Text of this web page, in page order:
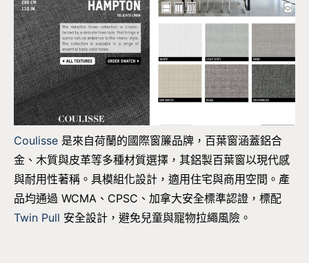
Coulisse 是來自荷蘭的國際窗簾品牌，百葉窗涵蓋鋁合
金、木質與皮革等多種材質選擇，其鋁製百葉窗以現代感
與耐用性著稱。具模組化設計，適用住宅與商用空間。產
品均通過 WCMA、CPSC、加拿大安全標準認證，標配
Twin Pull 安全設計，避免兒童與寵物拉繩風險。